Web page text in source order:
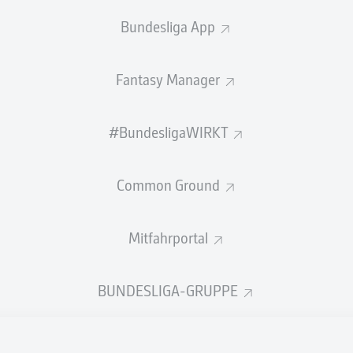
Bundesliga App
Fantasy Manager
#BundesligaWIRKT
Common Ground
Mitfahrportal
BUNDESLIGA-GRUPPE
Sprints
Speed (km/h)
Flanken